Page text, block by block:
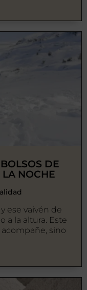
DE
LA NOCHE
ese vaivén de
a la altura. Este
sino